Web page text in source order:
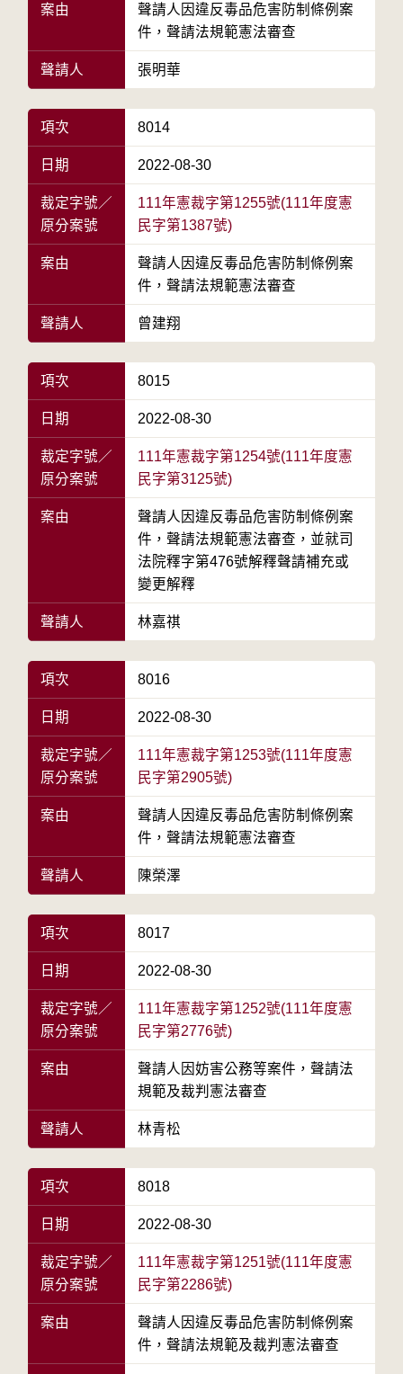
案由
聲請人因違反毒品危害防制條例案
件，聲請法規範憲法審查
聲請人 張明華
項次 8014
日期 2022-08-30
裁定字號／
原分案號
111年憲裁字第1255號(111年度憲
民字第1387號)
案由
聲請人因違反毒品危害防制條例案
件，聲請法規範憲法審查
聲請人 曾建翔
項次 8015
日期 2022-08-30
裁定字號／
原分案號
111年憲裁字第1254號(111年度憲
民字第3125號)
案由
聲請人因違反毒品危害防制條例案
件，聲請法規範憲法審查，並就司
法院釋字第476號解釋聲請補充或
變更解釋
聲請人 林嘉祺
項次 8016
日期 2022-08-30
裁定字號／
原分案號
111年憲裁字第1253號(111年度憲
民字第2905號)
案由
聲請人因違反毒品危害防制條例案
件，聲請法規範憲法審查
聲請人 陳榮澤
項次 8017
日期 2022-08-30
裁定字號／
原分案號
111年憲裁字第1252號(111年度憲
民字第2776號)
案由
聲請人因妨害公務等案件，聲請法
規範及裁判憲法審查
聲請人 林青松
項次 8018
日期 2022-08-30
裁定字號／
原分案號
111年憲裁字第1251號(111年度憲
民字第2286號)
案由
聲請人因違反毒品危害防制條例案
件，聲請法規範及裁判憲法審查